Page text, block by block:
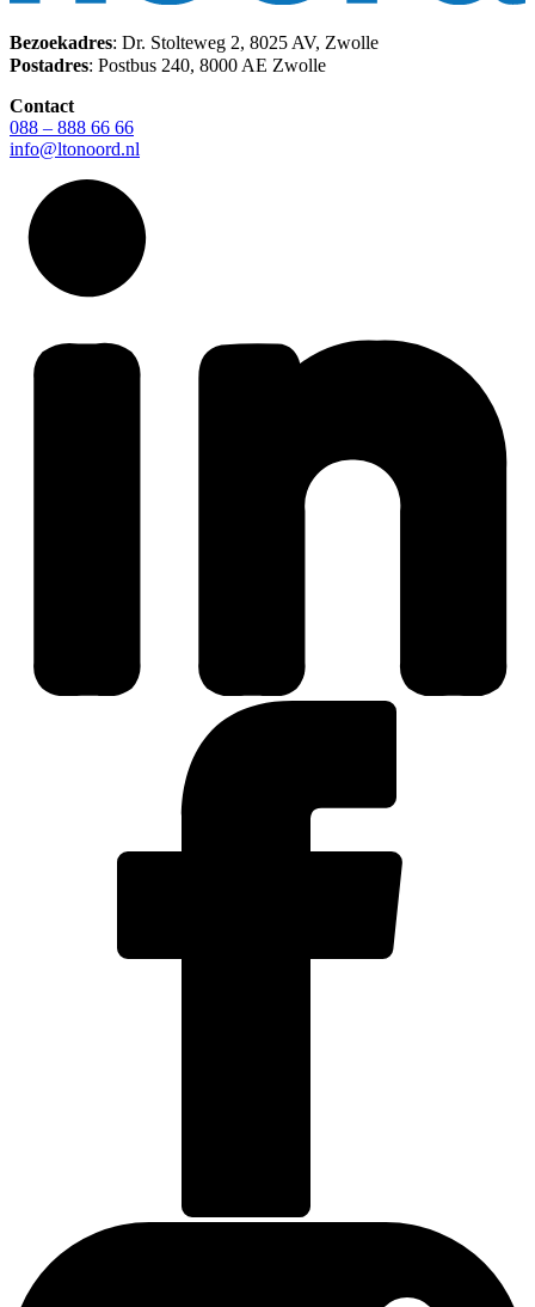
Bezoekadres: Dr. Stolteweg 2, 8025 AV, Zwolle
Postadres: Postbus 240, 8000 AE Zwolle
Contact
088 – 888 66 66
info@ltonoord.nl